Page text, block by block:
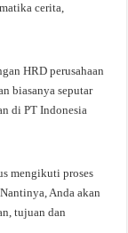
cerita,
HRD perusahaan
biasanya seputar
di PT Indonesia
mengikuti proses
Anda akan
tujuan dan